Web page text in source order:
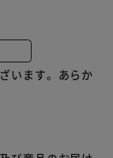
います。あらか